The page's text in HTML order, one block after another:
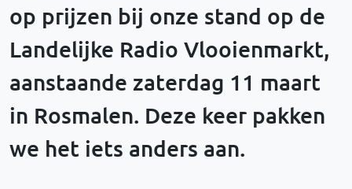
op prijzen bij onze stand op de
Landelijke Radio Vlooienmarkt,
aanstaande zaterdag 11 maart
in Rosmalen. Deze keer pakken
we het iets anders aan.